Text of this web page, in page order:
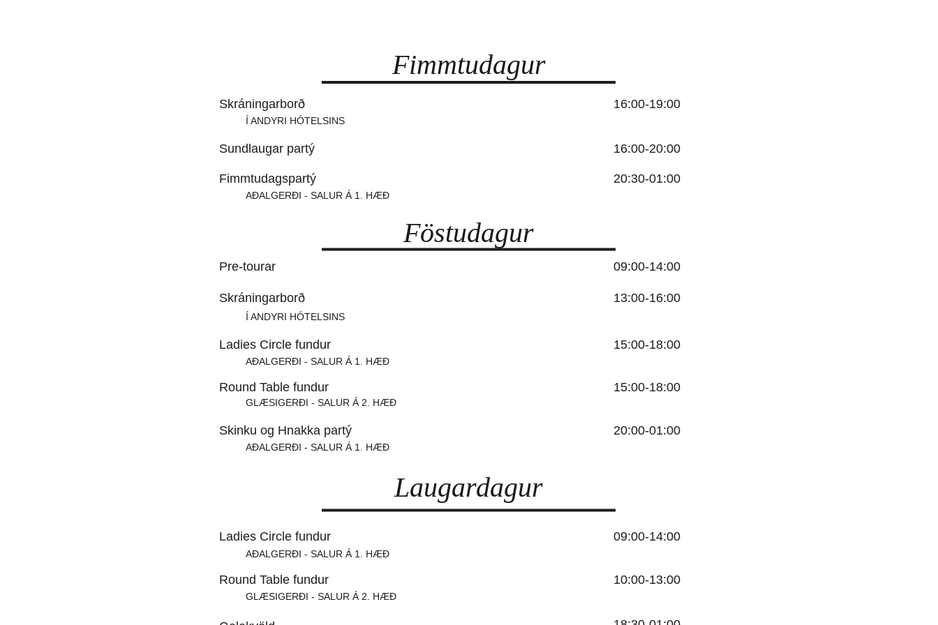
Fimmtudagur
Sundlaugar partý
Skráningarborð
Fimmtudagspartý
Föstudagur
Pre-tourar
Ladies Circle fundur
Round Table fundur
Skráningarborð
Skinku og Hnakka partý
Laugardagur
Ladies Circle fundur
Round Table fundur
16:00-19:00
16:00-20:00
20:30-01:00
09:00-14:00
13:00-16:00
15:00-18:00
15:00-18:00
20:00-01:00
09:00-14:00
10:00-13:00
Í ANDYRI HÓTELSINS
AÐALGERÐI - SALUR Á 1. HÆÐ
Í ANDYRI HÓTELSINS
AÐALGERÐI - SALUR Á 1. HÆÐ
GLÆSIGERÐI - SALUR Á 2. HÆÐ
AÐALGERÐI - SALUR Á 1. HÆÐ
AÐALGERÐI - SALUR Á 1. HÆÐ
GLÆSIGERÐI - SALUR Á 2. HÆÐ